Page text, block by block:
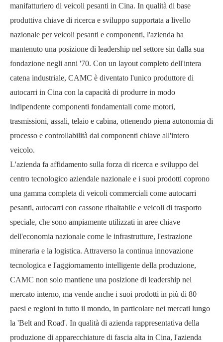
manifatturiero di veicoli pesanti in Cina. In qualità di base
produttiva chiave di ricerca e sviluppo supportata a livello
nazionale per veicoli pesanti e componenti, l'azienda ha
mantenuto una posizione di leadership nel settore sin dalla sua
fondazione negli anni '70. Con un layout completo dell'intera
catena industriale, CAMC è diventato l'unico produttore di
autocarri in Cina con la capacità di produrre in modo
indipendente componenti fondamentali come motori,
trasmissioni, assali, telaio e cabina, ottenendo piena autonomia di
processo e controllabilità dai componenti chiave all'intero
veicolo.
L'azienda fa affidamento sulla forza di ricerca e sviluppo del
centro tecnologico aziendale nazionale e i suoi prodotti coprono
una gamma completa di veicoli commerciali come autocarri
pesanti, autocarri con cassone ribaltabile e veicoli di trasporto
speciale, che sono ampiamente utilizzati in aree chiave
dell'economia nazionale come le infrastrutture, l'estrazione
mineraria e la logistica. Attraverso la continua innovazione
tecnologica e l'aggiornamento intelligente della produzione,
CAMC non solo mantiene una posizione di leadership nel
mercato interno, ma vende anche i suoi prodotti in più di 80
paesi e regioni in tutto il mondo, in particolare nei mercati lungo
la 'Belt and Road'. In qualità di azienda rappresentativa della
produzione di apparecchiature di fascia alta in Cina, l'azienda